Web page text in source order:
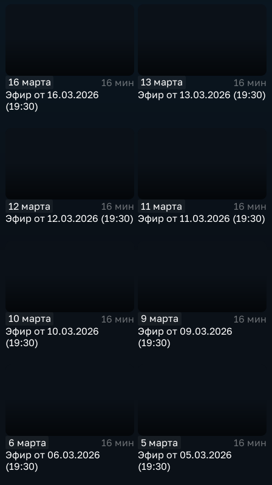
16 марта
16 мин
Эфир от 16.03.2026
(19:30)
13 марта
16 мин
Эфир от 13.03.2026 (19:30)
12 марта
16 мин
Эфир от 12.03.2026 (19:30)
11 марта
16 мин
Эфир от 11.03.2026 (19:30)
10 марта
16 мин
Эфир от 10.03.2026
(19:30)
9 марта
16 мин
Эфир от 09.03.2026
(19:30)
6 марта
16 мин
Эфир от 06.03.2026
(19:30)
5 марта
16 мин
Эфир от 05.03.2026
(19:30)